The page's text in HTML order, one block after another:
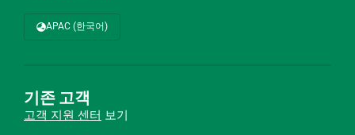
APAC (한국어)
기존 고객
고객 지원 센터 보기